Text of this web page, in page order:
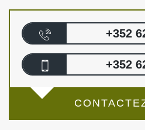
+352
+352